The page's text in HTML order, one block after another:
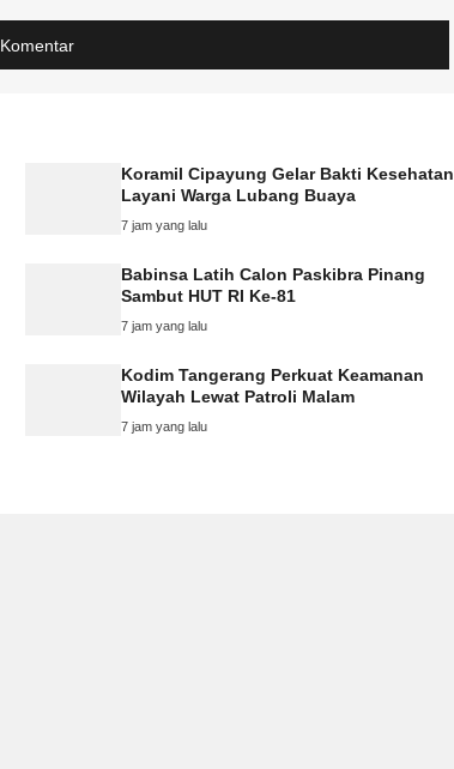
Koramil Cipayung Gelar Bakti Kesehatan
Layani Warga Lubang Buaya
7 jam yang lalu
Babinsa Latih Calon Paskibra Pinang
Sambut HUT RI Ke-81
7 jam yang lalu
Kodim Tangerang Perkuat Keamanan
Wilayah Lewat Patroli Malam
7 jam yang lalu